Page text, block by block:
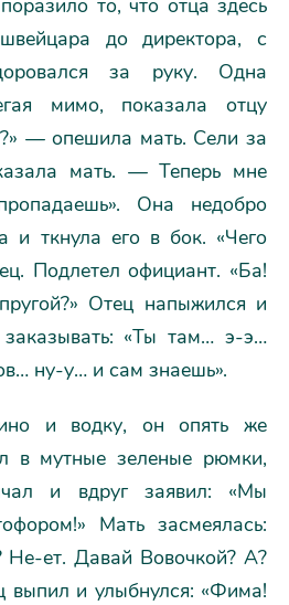
то, что отца здесь
до директора, с
за руку. Одна
мимо, показала отцу
— опешила мать. Сели за
мать. — Теперь мне
Она недобро
и ткнула его в бок. «Чего
Подлетел официант. «Ба!
Отец напыжился и
заказывать: «Ты там… э-э…
ну-у… и сам знаешь».
и водку, он опять же
в мутные зеленые рюмки,
и вдруг заявил: «Мы
Мать засмеялась:
ет. Давай Вовочкой? А?
выпил и улыбнулся: «Фима!